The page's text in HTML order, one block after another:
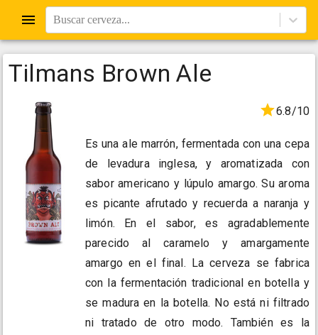
Buscar cerveza...
Tilmans Brown Ale
6.8/10
Es una ale marrón, fermentada con una cepa
de levadura inglesa, y aromatizada con
sabor americano y lúpulo amargo. Su aroma
es picante afrutado y recuerda a naranja y
limón. En el sabor, es agradablemente
parecido al caramelo y amargamente
amargo en el final. La cerveza se fabrica
con la fermentación tradicional en botella y
se madura en la botella. No está ni filtrado
ni tratado de otro modo. También es la